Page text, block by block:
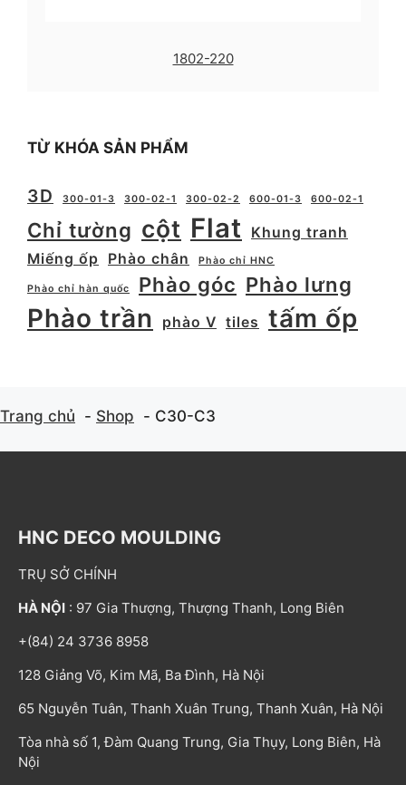
1802-220
TỪ KHÓA SẢN PHẨM
3D 300-01-3 300-02-1 300-02-2 600-01-3 600-02-1
Chỉ tường cột Flat
Khung tranh
Miếng ốp
Phào chân Phào chỉ HNC
Phào chỉ hàn quốc Phào góc Phào lưng
Phào trần phào V tiles tấm ốp
Trang chủ Shop C30-C3
HNC DECO MOULDING
TRỤ SỞ CHÍNH
HÀ NỘI : 97 Gia Thượng, Thượng Thanh, Long Biên
+(84) 24 3736 8958
128 Giảng Võ, Kim Mã, Ba Đình, Hà Nội
65 Nguyễn Tuân, Thanh Xuân Trung, Thanh Xuân, Hà Nội
Tòa nhà số 1, Đàm Quang Trung, Gia Thụy, Long Biên, Hà
Nội